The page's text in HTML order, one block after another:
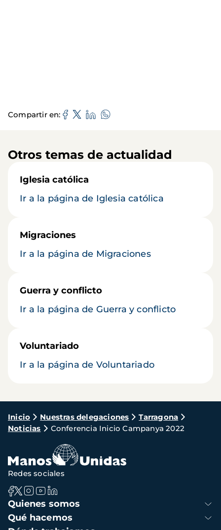
Compartir en
Otros temas de actualidad
Iglesia católica
Ir a la página de Iglesia católica
Migraciones
Ir a la página de Migraciones
Guerra y conflicto
Ir a la página de Guerra y conflicto
Voluntariado
Ir a la página de Voluntariado
Ruta
de
navegación
Inicio Nuestras delegaciones
Tarragona
Noticias
Conferencia Inicio Campanya 2022
Navegación
principal
Quienes somos
Qué hacemos
Redes sociales